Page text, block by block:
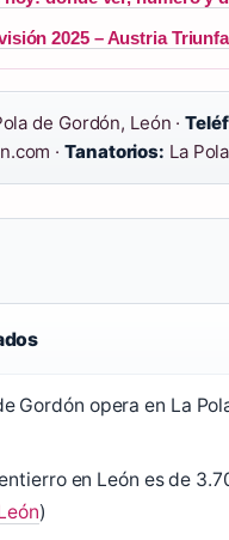
2025 – Austria
de Gordón, León ·
·Tanatorios: La
Gordón opera en La
en León es de
)